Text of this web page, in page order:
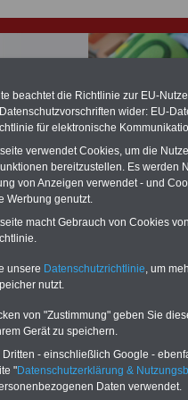
für Beamte &
hat die
erklärt (Berlin muss
die zun hohen
wird es hohe
alle (!) Beamte zwischen mind.
hierzu eine Broschüre heraus,
der Bundesregierung vorgelegt
Beamte und den
mit drei Ratgebern für nur
für Beamtinnen
versorgungsrecht
beachtet die Richtlinie zur EU-
wider: EU-
für elektronische
verwendet Cookies, um die
bereitzustellen. Es werden
von Anzeigen verwendet - und
Werbung genutzt.
macht Gebrauch von Cookies
unsere Datenschutzrichtlinie, um
nutzt.
von "Zustimmung" geben Sie
Gerät zu speichern.
- einschließlich Google -
"Datenschutzerklärung &
Daten verwendet.